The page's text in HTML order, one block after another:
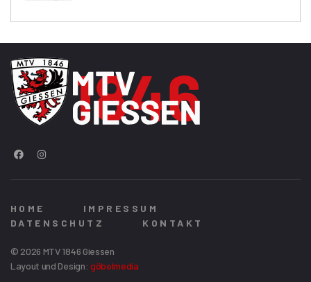
HOME
IMPRESSUM
DATENSCHUTZ
KONTAKT
© 2026 MTV 1846 Giessen
Layout und Design: göbelmedia